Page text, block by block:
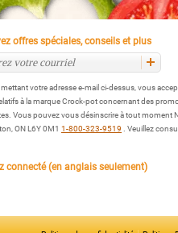
offres spéciales, conseils et plus
votre adresse e-mail ci-dessus, vous
à la marque Crock-pot concernant des
Vous pouvez vous désinscrire à tout moment
ON L6Y 0M1 1-800-323-9519 . Veuillez
connecté (en anglais seulement)